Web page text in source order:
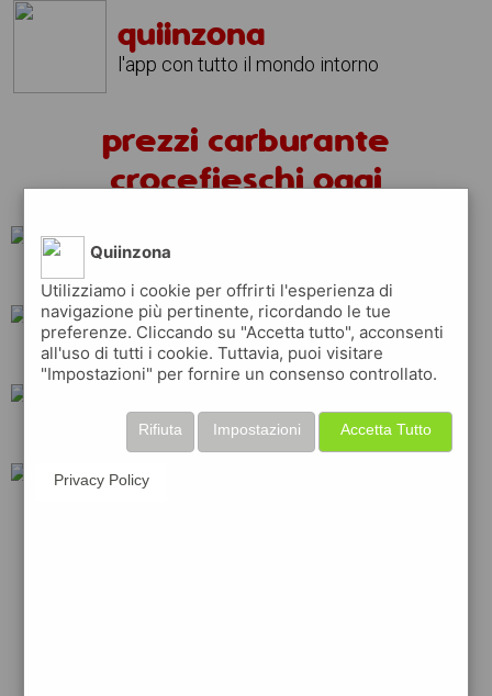
quiinzona
l'app con tutto il mondo intorno
prezzi carburante
crocefieschi oggi
q8
erg api esso
ip shell
Quiinzona
Utilizziamo i cookie per offrirti l'esperienza di
navigazione più pertinente, ricordando le tue
preferenze. Cliccando su "Accetta tutto", acconsenti
all'uso di tutti i cookie. Tuttavia, puoi visitare
"Impostazioni" per fornire un consenso controllato.
Accetta Tutto
Impostazioni
Rifiuta
Privacy Policy